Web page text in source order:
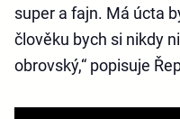
super a fajn. Má úcta
člověku bych si nikdy
obrovský,“ popisuje